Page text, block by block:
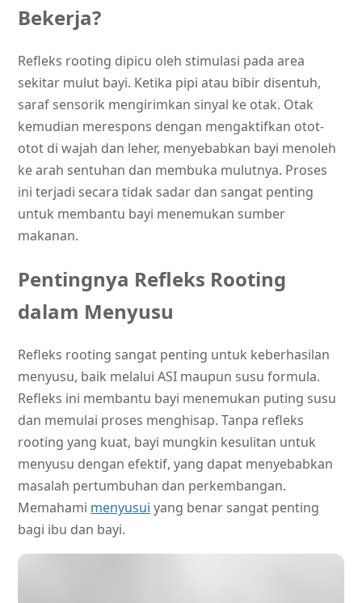
Bekerja?
Refleks rooting dipicu oleh stimulasi pada area
sekitar mulut bayi. Ketika pipi atau bibir disentuh,
saraf sensorik mengirimkan sinyal ke otak. Otak
kemudian merespons dengan mengaktifkan otot-
otot di wajah dan leher, menyebabkan bayi menoleh
ke arah sentuhan dan membuka mulutnya. Proses
ini terjadi secara tidak sadar dan sangat penting
untuk membantu bayi menemukan sumber
makanan.
Pentingnya Refleks Rooting
dalam Menyusu
Refleks rooting sangat penting untuk keberhasilan
menyusu, baik melalui ASI maupun susu formula.
Refleks ini membantu bayi menemukan puting susu
dan memulai proses menghisap. Tanpa refleks
rooting yang kuat, bayi mungkin kesulitan untuk
menyusu dengan efektif, yang dapat menyebabkan
masalah pertumbuhan dan perkembangan.
Memahami menyusui yang benar sangat penting
bagi ibu dan bayi.